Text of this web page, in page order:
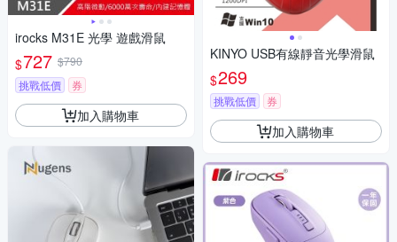
irocks M31E 光學 遊戲滑鼠
$727 $790
挑戰低價
券
加入購物車
KINYO USB有線靜音光學滑鼠
$269
挑戰低價 券
加入購物車